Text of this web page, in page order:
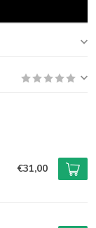
€31,00